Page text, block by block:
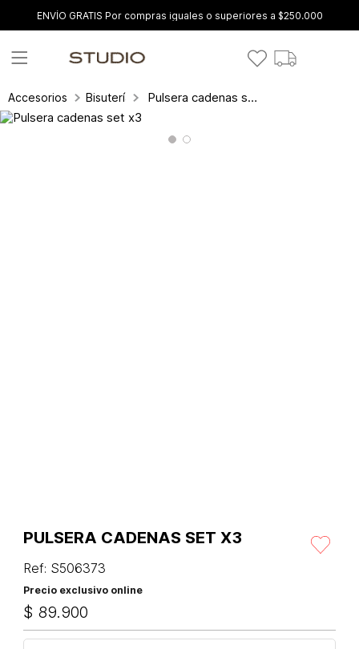
ENVÍO GRATIS Por compras iguales o superiores a $250.000
Accesorios Bisutería Pulsera cadenas set x3
PULSERA CADENAS SET X3
Ref: S506373
Precio exclusivo online
$ 89.900